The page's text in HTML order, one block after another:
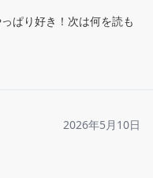
ぱり好き！次は何を読も
2026年5月10日